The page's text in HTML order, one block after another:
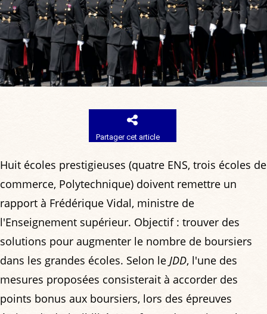
Partager cet article
Huit écoles prestigieuses (quatre ENS, trois écoles de
commerce, Polytechnique) doivent remettre un
rapport à Frédérique Vidal, ministre de
l'Enseignement supérieur. Objectif : trouver des
solutions pour augmenter le nombre de boursiers
dans les grandes écoles. Selon le JDD, l'une des
mesures proposées consisterait à accorder des
points bonus aux boursiers, lors des épreuves